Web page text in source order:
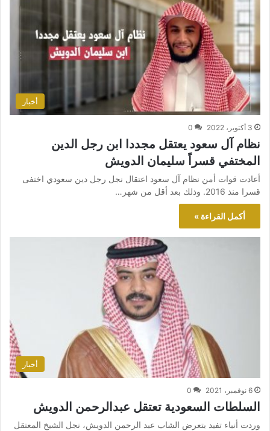
أخبار
3 أكتوبر، 2022 0
نظام آل سعود يعتقل مجددا ابن رجل الدين
المختفي قسراً سليمان الدويش
أعادت قوات أمن نظام آل سعود اعتقال نجل رجل دين سعودي اختفى
قسرا منذ 2016. وذلك بعد أقل من شهر…
أكمل القراءة »
أخبار
6 نوفمبر، 2021 0
السلطات السعودية تعتقل عبدالرحمن الدويش
وردت أنباء تفيد بتعرض الشاب عبد الرحمن الدويش، نجل الشيخ المعتقل